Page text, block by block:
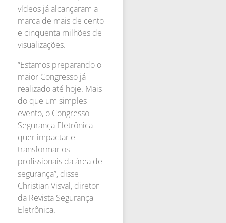
vídeos já alcançaram a
marca de mais de cento
e cinquenta milhões de
visualizações.
“Estamos preparando o
maior Congresso já
realizado até hoje. Mais
do que um simples
evento, o Congresso
Segurança Eletrônica
quer impactar e
transformar os
profissionais da área de
segurança”, disse
Christian Visval, diretor
da Revista Segurança
Eletrônica.